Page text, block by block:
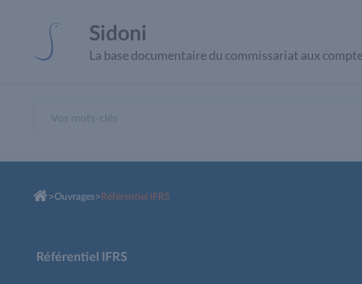
Sidoni
La base documentaire du commissariat aux
>Ouvrages> Référentiel IFRS
Référentiel IFRS